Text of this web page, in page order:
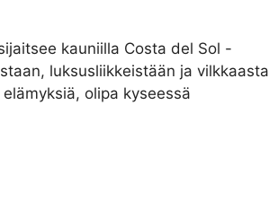
kauniilla Costa del Sol -
luksusliikkeistään ja vilkkaasta
olipa kyseessä